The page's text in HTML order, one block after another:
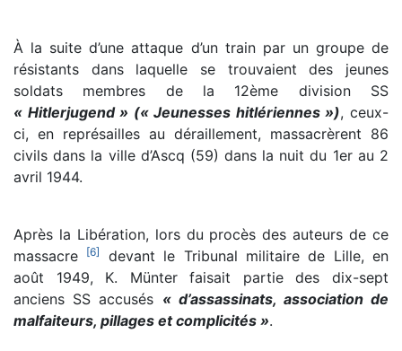
À la suite d’une attaque d’un train par un groupe de
résistants dans laquelle se trouvaient des jeunes
soldats membres de la 12ème division SS
« Hitlerjugend » (« Jeunesses hitlériennes »), ceux-
ci, en représailles au déraillement, massacrèrent 86
civils dans la ville d’Ascq (59) dans la nuit du 1er au 2
avril 1944.
Après la Libération, lors du procès des auteurs de ce
massacre
[6]
devant le Tribunal militaire de Lille, en
août 1949, K. Münter faisait partie des dix-sept
anciens SS accusés « d’assassinats, association de
malfaiteurs, pillages et complicités ».